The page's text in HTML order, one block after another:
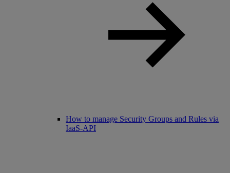
How to manage Security Groups and Rules via
IaaS-API